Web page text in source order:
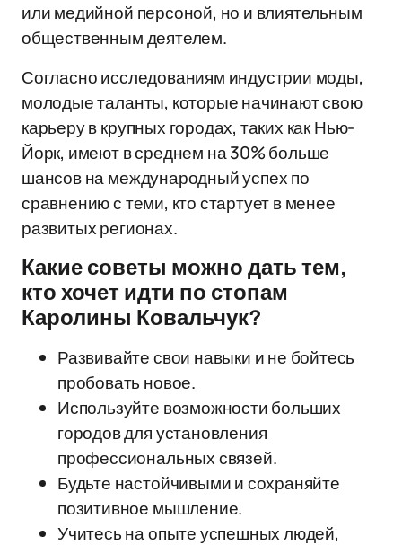
или медийной персоной, но и влиятельным
общественным деятелем.
Согласно исследованиям индустрии моды,
молодые таланты, которые начинают свою
карьеру в крупных городах, таких как Нью-
Йорк, имеют в среднем на 30% больше
шансов на международный успех по
сравнению с теми, кто стартует в менее
развитых регионах.
Какие советы можно дать тем,
кто хочет идти по стопам
Каролины Ковальчук?
Развивайте свои навыки и не бойтесь
пробовать новое.
Используйте возможности больших
городов для установления
профессиональных связей.
Будьте настойчивыми и сохраняйте
позитивное мышление.
Учитесь на опыте успешных людей,